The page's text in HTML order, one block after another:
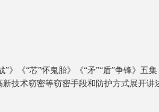
》《“芯”怀鬼胎》《“矛”“盾”争锋》五
技术窃密等窃密手段和防护方式展开讲